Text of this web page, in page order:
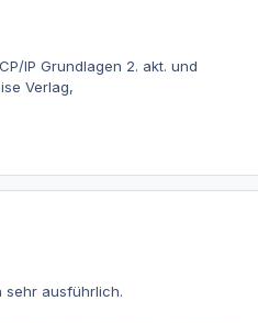
IP Grundlagen 2. akt. und
Verlag,
sehr ausführlich.